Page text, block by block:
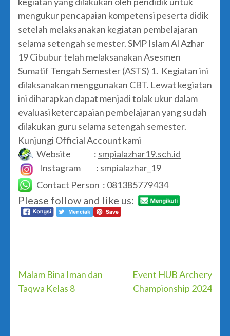
mengukur pencapaian kompetensi peserta didik
setelah melaksanakan kegiatan pembelajaran
selama setengah semester. SMP Islam Al Azhar
19 Cibubur telah melaksanakan Asesmen
Sumatif Tengah Semester (ASTS) 1. Kegiatan ini
dilaksanakan menggunakan CBT. Lewat kegiatan
ini diharapkan dapat menjadi tolak ukur dalam
evaluasi ketercapaian pembelajaran yang sudah
dilakukan guru selama setengah semester.
Kunjungi Official Account kami
Website : smpialazhar19.sch.id
Instagram : smpialazhar_19
Contact Person : 081385779434
Please follow and like us:
Post
navigation
Malam Bina Iman dan
Taqwa Kelas 8
Event HUB Archery
Championship 2024